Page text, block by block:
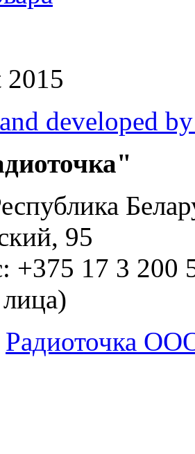
developed
95
+375 17 3
Радиоточка